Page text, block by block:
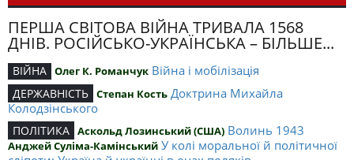
ПЕРША СВІТОВА ВІЙНА ТРИВАЛА 1568
ДНІВ. РОСІЙСЬКО-УКРАЇНСЬКА – БІЛЬШЕ...
ВІЙНА Олег К. Романчук Війна і мобілізація
ДЕРЖАВНІСТЬ Степан Кость Доктрина Михайла
Колодзінського
ПОЛІТИКА Аскольд Лозинський (США) Волинь 1943
Анджей Суліма-Камінський У колі моральної й політичної